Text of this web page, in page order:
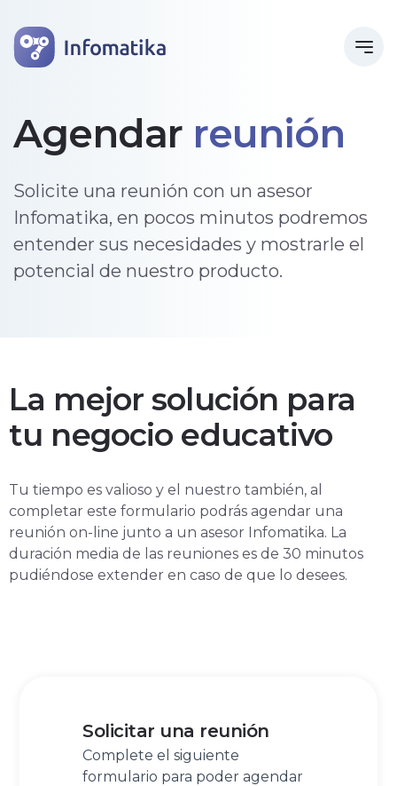
Agendar reunión
Solicite una reunión con un asesor
Infomatika, en pocos minutos podremos
entender sus necesidades y mostrarle el
potencial de nuestro producto.
La mejor solución para
tu negocio educativo
Tu tiempo es valioso y el nuestro también, al
completar este formulario podrás agendar una
reunión on-line junto a un asesor Infomatika. La
duración media de las reuniones es de 30 minutos
pudiéndose extender en caso de que lo desees.
Solicitar una reunión
Complete el siguiente
formulario para poder agendar